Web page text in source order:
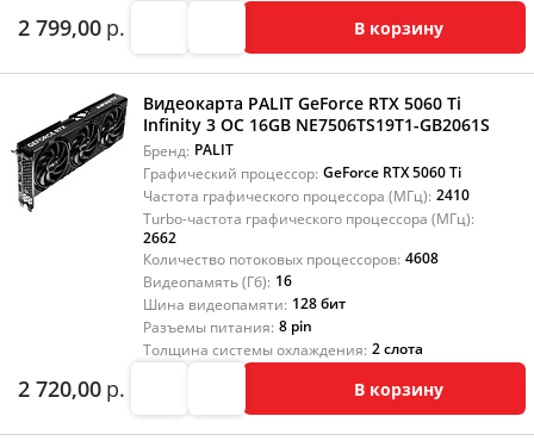
2 799,00 р. В корзину
Видеокарта PALIT GeForce RTX 5060 Ti
Infinity 3 OC 16GB NE7506TS19T1-GB2061S
Бренд: PALIT
Графический процессор: GeForce RTX 5060 Ti
Частота графического процессора (МГц): 2410
Turbo-частота графического процессора (МГц):
2662
Количество потоковых процессоров: 4608
Видеопамять (Гб): 16
Шина видеопамяти: 128 бит
Разъемы питания: 8 pin
Толщина системы охлаждения: 2 слота
2 720,00 р. В корзину